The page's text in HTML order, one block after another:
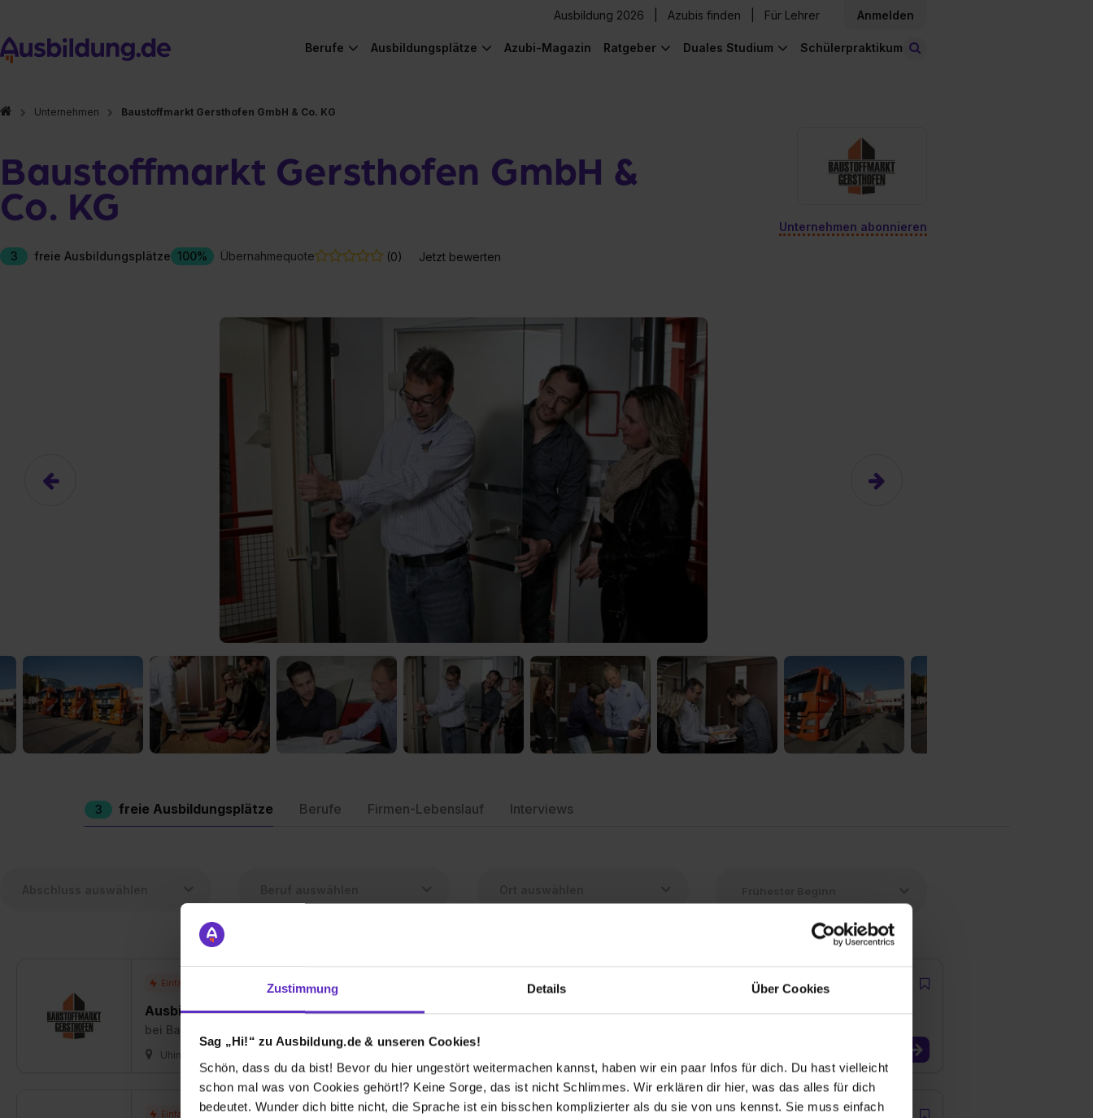
Zustimmung Details Über Cookies
Sag „Hi!“ zu Ausbildung.de & unseren Cookies!
Schön, dass du da bist! Bevor du hier ungestört weitermachen kannst, haben wir ein paar Infos für dich. Du hast vielleicht
schon mal was von Cookies gehört!? Keine Sorge, das ist nicht Schlimmes. Wir erklären dir hier, was das alles für dich
bedeutet. Wunder dich bitte nicht, die Sprache ist ein bisschen komplizierter als du sie von uns kennst. Sie muss einfach
Ausbildung 2026 Azubis finden Für Lehrer Anmelden
Berufe Ausbildungsplätze Azubi-Magazin Ratgeber Duales Studium Schülerpraktikum
Unternehmen Baustoffmarkt Gersthofen GmbH & Co. KG
Baustoffmarkt Gersthofen GmbH &
Co. KG
3 freie Ausbildungsplätze 100% Übernahmequote (0) Jetzt bewerten
Unternehmen abonnieren
3 freie Ausbildungsplätze Berufe Firmen-Lebenslauf Interviews
Ausbildung Kaufmann/-frau für Groß- und Außenhandelsmanagement (m/w/d)
bei Baustoffmarkt Gersthofen GmbH & Co. KG
Uhingen + 1 weitere